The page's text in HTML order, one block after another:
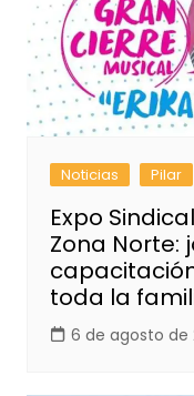
Noticias Pilar
Expo
Zona Norte:
toda la
6 de agosto de